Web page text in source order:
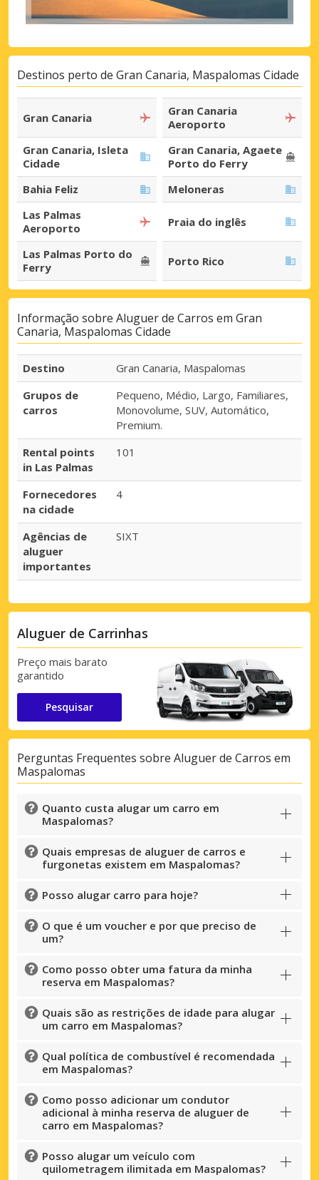
Destinos perto de Gran Canaria, Maspalomas Cidade
Gran Canaria
Gran Canaria
Aeroporto
Gran Canaria, Isleta
Cidade
Gran Canaria, Agaete
Porto do Ferry
Bahia Feliz
Meloneras
Las Palmas
Aeroporto
Praia do inglês
Las Palmas Porto do
Ferry
Porto Rico
Informação sobre Aluguer de Carros em Gran
Canaria, Maspalomas Cidade
Destino
Gran Canaria, Maspalomas
Grupos de
carros
Pequeno, Médio, Largo, Familiares,
Monovolume, SUV, Automático,
Premium.
Rental points
in Las Palmas
101
Fornecedores
na cidade
4
Agências de
aluguer
importantes
SIXT
Aluguer de Carrinhas
Preço mais barato
garantido
Pesquisar
Perguntas Frequentes sobre Aluguer de Carros em
Maspalomas
Quanto custa alugar um carro em
Maspalomas?
Quais empresas de aluguer de carros e
furgonetas existem em Maspalomas?
Posso alugar carro para hoje?
O que é um voucher e por que preciso de
um?
Como posso obter uma fatura da minha
reserva em Maspalomas?
Quais são as restrições de idade para alugar
um carro em Maspalomas?
Qual política de combustível é recomendada
em Maspalomas?
Como posso adicionar um condutor
adicional à minha reserva de aluguer de
carro em Maspalomas?
Posso alugar um veículo com
quilometragem ilimitada em Maspalomas?